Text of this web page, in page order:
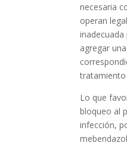
necesaria
operan
agregar
Lo que
bloqueo al
infección,